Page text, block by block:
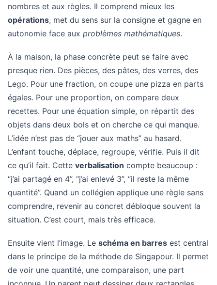
nombres et aux règles. Il comprend mieux les
opérations, met du sens sur la consigne et gagne en
autonomie face aux problèmes mathématiques.
À la maison, la phase concrète peut se faire avec
presque rien. Des pièces, des pâtes, des verres, des
Lego. Pour une fraction, on coupe une pizza en parts
égales. Pour une proportion, on compare deux
recettes. Pour une équation simple, on répartit des
objets dans deux bols et on cherche ce qui manque.
L’idée n’est pas de “jouer aux maths” au hasard.
L’enfant touche, déplace, regroupe, vérifie. Puis il dit
ce qu’il fait. Cette verbalisation compte beaucoup :
“j’ai partagé en 4”, “j’ai enlevé 3”, “il reste la même
quantité”. Quand un collégien applique une règle sans
comprendre, revenir au concret débloque souvent la
situation. C’est court, mais très efficace.
Ensuite vient l’image. Le schéma en barres est central
dans le principe de la méthode de Singapour. Il permet
de voir une quantité, une comparaison, une part